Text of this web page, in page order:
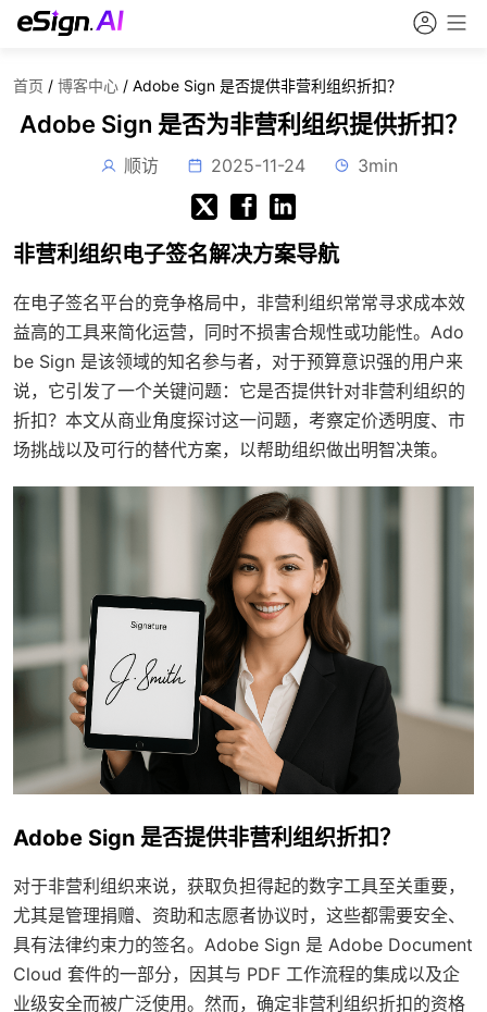
首页 / 博客中心 / Adobe Sign 是否提供非营利组织折扣？
Adobe Sign 是否为非营利组织提供折扣？
顺访 2025-11-24 3min
非营利组织电子签名解决方案导航
在电子签名平台的竞争格局中，非营利组织常常寻求成本效
益高的工具来简化运营，同时不损害合规性或功能性。Ado
be Sign 是该领域的知名参与者，对于预算意识强的用户来
说，它引发了一个关键问题：它是否提供针对非营利组织的
折扣？本文从商业角度探讨这一问题，考察定价透明度、市
场挑战以及可行的替代方案，以帮助组织做出明智决策。
Adobe Sign 是否提供非营利组织折扣？
对于非营利组织来说，获取负担得起的数字工具至关重要，
尤其是管理捐赠、资助和志愿者协议时，这些都需要安全、
具有法律约束力的签名。Adobe Sign 是 Adobe Document
Cloud 套件的一部分，因其与 PDF 工作流程的集成以及企
业级安全而被广泛使用。然而，确定非营利组织折扣的资格